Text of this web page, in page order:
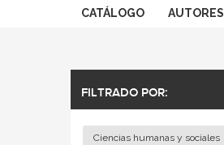
CATÁLOGO AUTORES
FILTRADO POR:
Ciencias humanas y sociales